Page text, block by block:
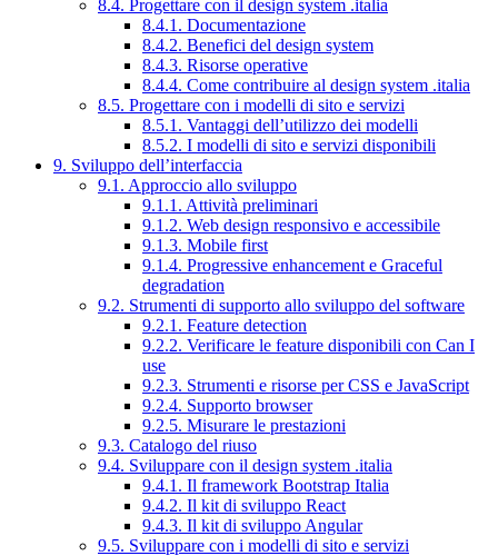
8.4. Progettare con il design system .italia
8.4.1. Documentazione
8.4.2. Benefici del design system
8.4.3. Risorse operative
8.4.4. Come contribuire al design system .italia
8.5. Progettare con i modelli di sito e servizi
8.5.1. Vantaggi dell’utilizzo dei modelli
8.5.2. I modelli di sito e servizi disponibili
9. Sviluppo dell’interfaccia
9.1. Approccio allo sviluppo
9.1.1. Attività preliminari
9.1.2. Web design responsivo e accessibile
9.1.3. Mobile first
9.1.4. Progressive enhancement e Graceful
degradation
9.2. Strumenti di supporto allo sviluppo del software
9.2.1. Feature detection
9.2.2. Verificare le feature disponibili con Can I
use
9.2.3. Strumenti e risorse per CSS e JavaScript
9.2.4. Supporto browser
9.2.5. Misurare le prestazioni
9.3. Catalogo del riuso
9.4. Sviluppare con il design system .italia
9.4.1. Il framework Bootstrap Italia
9.4.2. Il kit di sviluppo React
9.4.3. Il kit di sviluppo Angular
9.5. Sviluppare con i modelli di sito e servizi